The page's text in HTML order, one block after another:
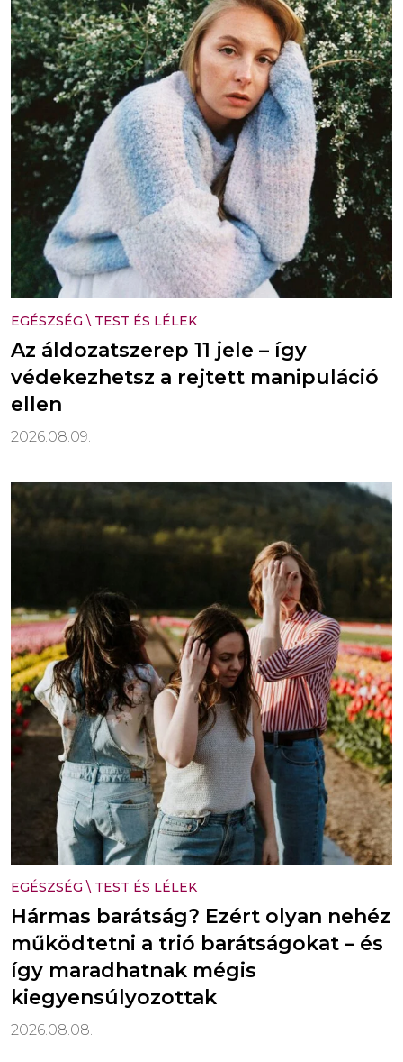
EGÉSZSÉG \ TEST ÉS LÉLEK
Az áldozatszerep 11 jele – így
védekezhetsz a rejtett manipuláció
ellen
2026.08.09.
EGÉSZSÉG \ TEST ÉS LÉLEK
Hármas barátság? Ezért olyan nehéz
működtetni a trió barátságokat – és
így maradhatnak mégis
kiegyensúlyozottak
2026.08.08.